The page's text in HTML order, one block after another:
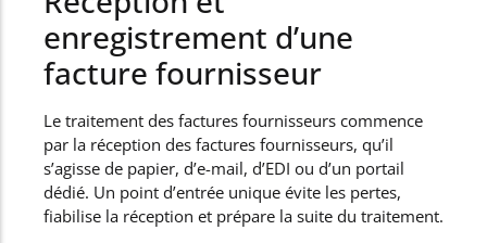
enregistrement d’une
facture fournisseur
Le traitement des factures fournisseurs commence
par la réception des factures fournisseurs, qu’il
s’agisse de papier, d’e-mail, d’EDI ou d’un portail
dédié. Un point d’entrée unique évite les pertes,
fiabilise la réception et prépare la suite du traitement.